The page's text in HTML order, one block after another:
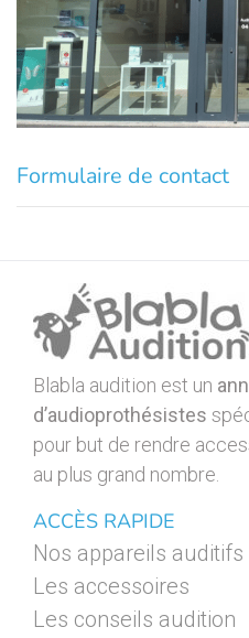
Formulaire de contact
Blabla audition est un
d’audioprothésistes
pour but de rendre
au plus grand nombre.
ACCÈS RAPIDE
Nos appareils auditifs
Les accessoires
Les conseils audition